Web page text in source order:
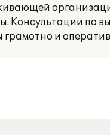
Консультации по
и